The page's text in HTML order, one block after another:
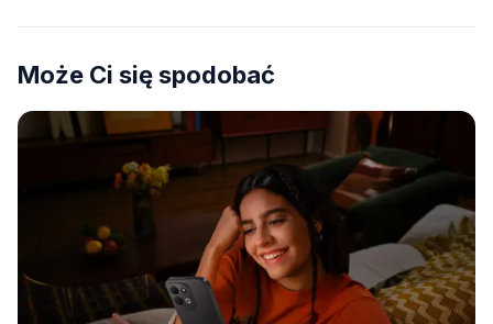
Może Ci się spodobać